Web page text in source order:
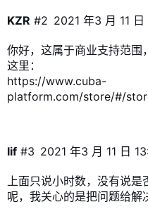
KZR 2021 年3 月 11 日
#2
你好，这属于商业支持范围
这里：
https://www.cuba-
platform.com/store/#/
lif 2021 年3 月 11 日
#3
上面只说小时数，没有说
呢，我关心的是把问题给解